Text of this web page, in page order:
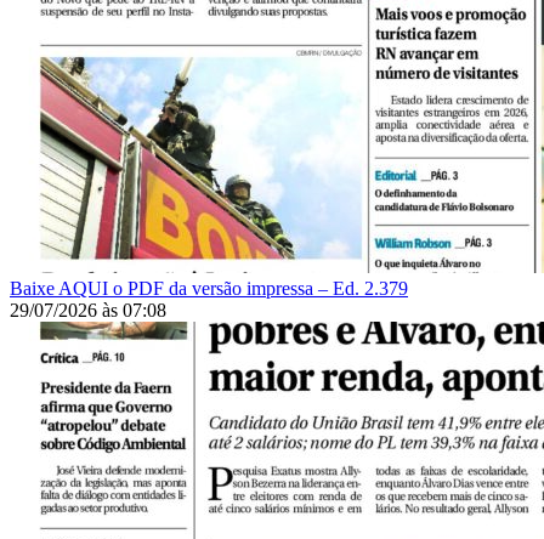
Baixe AQUI o PDF da versão impressa – Ed. 2.379
29/07/2026 às 07:08